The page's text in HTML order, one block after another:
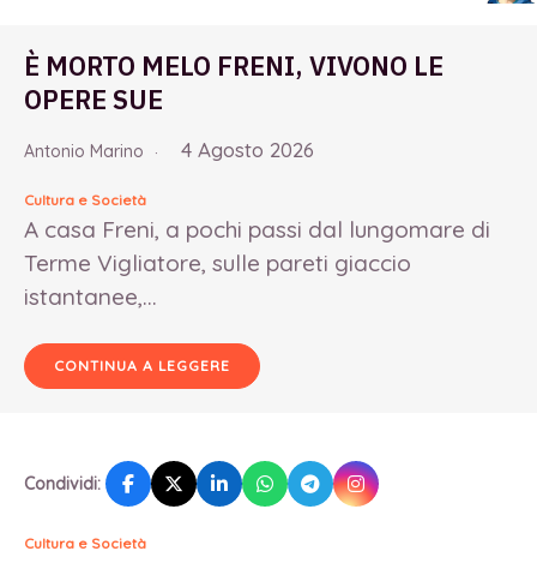
È MORTO MELO FRENI, VIVONO LE
OPERE SUE
Antonio Marino 4 Agosto 2026
Cultura e Società
A casa Freni, a pochi passi dal lungomare di
Terme Vigliatore, sulle pareti giaccio
istantanee,...
CONTINUA A LEGGERE
Condividi:
Cultura e Società